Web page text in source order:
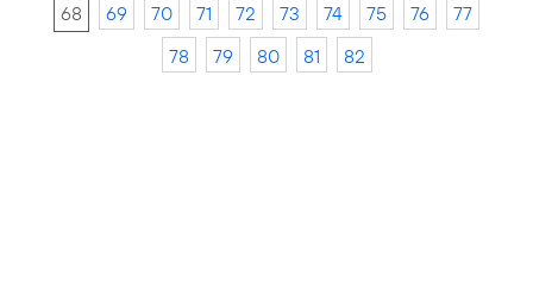
68
69 70 71 72 73 74 75 76
77
78
79 80 81 82